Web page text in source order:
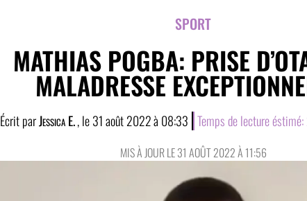
SPORT
MATHIAS POGBA: PRISE
MALADRESSE
Écrit parJessica E., le31 août 2022à 08:33 Temps de lecture éstimé:
MIS À JOUR LE 31 AOÛT 2022 À 11:56